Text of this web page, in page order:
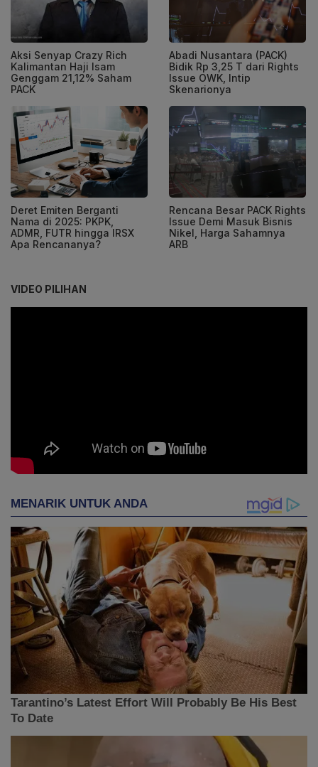
Aksi Senyap Crazy Rich
Kalimantan Haji Isam
Genggam 21,12% Saham
PACK
Abadi Nusantara (PACK)
Bidik Rp 3,25 T dari Rights
Issue OWK, Intip
Skenarionya
Deret Emiten Berganti
Nama di 2025: PKPK,
ADMR, FUTR hingga IRSX
Apa Rencananya?
Rencana Besar PACK Rights
Issue Demi Masuk Bisnis
Nikel, Harga Sahamnya
ARB
VIDEO PILIHAN